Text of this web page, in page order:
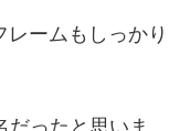
ームもしっかり
ったと思いま